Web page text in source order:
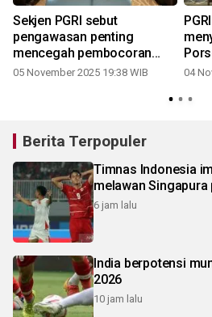
Sekjen PGRI sebut
pengawasan penting
mencegah pembocoran
soal TKA
05 November 2025 19:38 WIB
HUT
04
Berita Terpopuler
Timnas Indonesia
melawan Singapura
6 jam lalu
India berpotensi
2026
10 jam lalu